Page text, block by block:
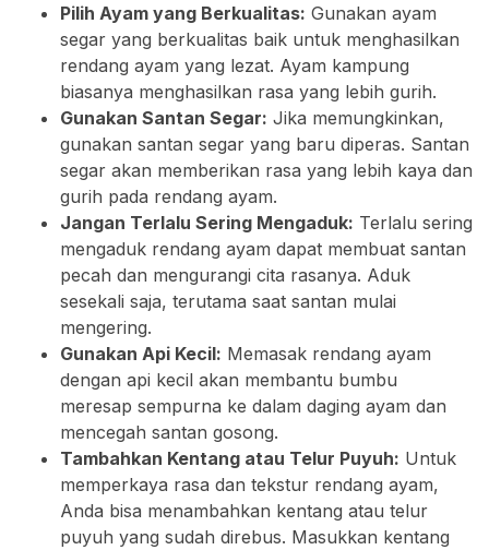
Pilih Ayam yang Berkualitas: Gunakan ayam
segar yang berkualitas baik untuk menghasilkan
rendang ayam yang lezat. Ayam kampung
biasanya menghasilkan rasa yang lebih gurih.
Gunakan Santan Segar: Jika memungkinkan,
gunakan santan segar yang baru diperas. Santan
segar akan memberikan rasa yang lebih kaya dan
gurih pada rendang ayam.
Jangan Terlalu Sering Mengaduk: Terlalu sering
mengaduk rendang ayam dapat membuat santan
pecah dan mengurangi cita rasanya. Aduk
sesekali saja, terutama saat santan mulai
mengering.
Gunakan Api Kecil: Memasak rendang ayam
dengan api kecil akan membantu bumbu
meresap sempurna ke dalam daging ayam dan
mencegah santan gosong.
Tambahkan Kentang atau Telur Puyuh: Untuk
memperkaya rasa dan tekstur rendang ayam,
Anda bisa menambahkan kentang atau telur
puyuh yang sudah direbus. Masukkan kentang